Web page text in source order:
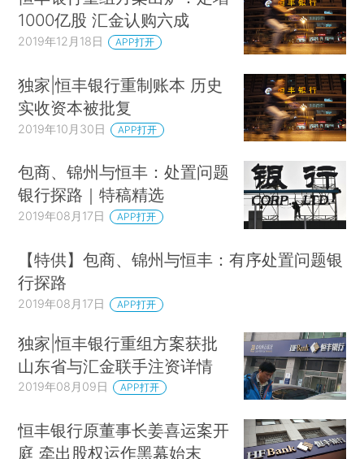
1000亿股 汇金认购六成
2019年12月18日 APP打开
独家|恒丰银行重制账本 历史
实收资本被批复
2019年10月30日 APP打开
包商、锦州与恒丰：处置问题
银行探路｜特稿精选
2019年08月17日 APP打开
【特供】包商、锦州与恒丰：有序处置问题银
行探路
2019年08月17日 APP打开
独家|恒丰银行重组方案获批
山东省与汇金联手注资详情
2019年08月09日 APP打开
恒丰银行原董事长姜喜运案开
庭 牵出股权运作黑幕始末